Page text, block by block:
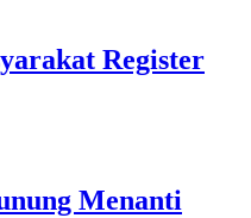
Register
Menanti